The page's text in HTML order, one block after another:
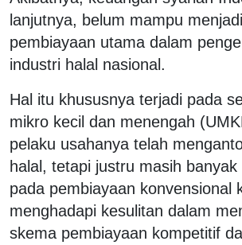
lanjutnya, belum mampu
pembiayaan utama dalam
industri halal nasional.
Hal itu khususnya terjadi pada
mikro kecil dan menengah
pelaku usahanya telah
halal, tetapi justru masih
pada pembiayaan konvensional
menghadapi kesulitan dalam
skema pembiayaan kompetitif